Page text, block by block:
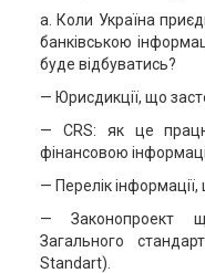
а. Коли Україна
банківською
буде відбуватись?
— Юрисдикції, що
— CRS: як це
фінансовою
— Перелік
— Законопроект
Загального
Standart).